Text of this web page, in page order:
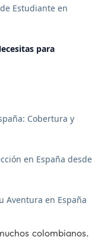
Estudiante en
para
Cobertura y
en España desde
Aventura en España
colombianos.